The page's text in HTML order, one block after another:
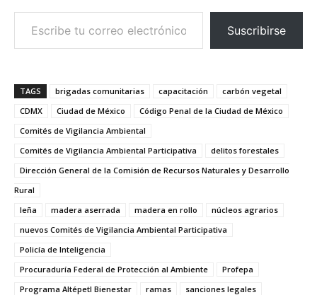
Escribe tu correo electrónico…
Suscribirse
TAGS brigadas comunitarias capacitación
carbón vegetal
CDMX
Ciudad de México
Código Penal de la Ciudad de México
Comités de Vigilancia Ambiental
Comités de Vigilancia Ambiental Participativa
delitos forestales
Dirección General de la Comisión de Recursos Naturales y Desarrollo
Rural
leña
madera aserrada madera en rollo
núcleos agrarios
nuevos Comités de Vigilancia Ambiental Participativa
Policía de Inteligencia
Procuraduría Federal de Protección al Ambiente
Profepa
Programa Altépetl Bienestar
ramas
sanciones legales